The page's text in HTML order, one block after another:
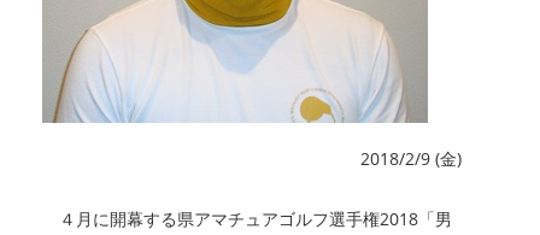
2018/2/9 (金)
４月に開幕する県アマチュアゴルフ選手権2018「男